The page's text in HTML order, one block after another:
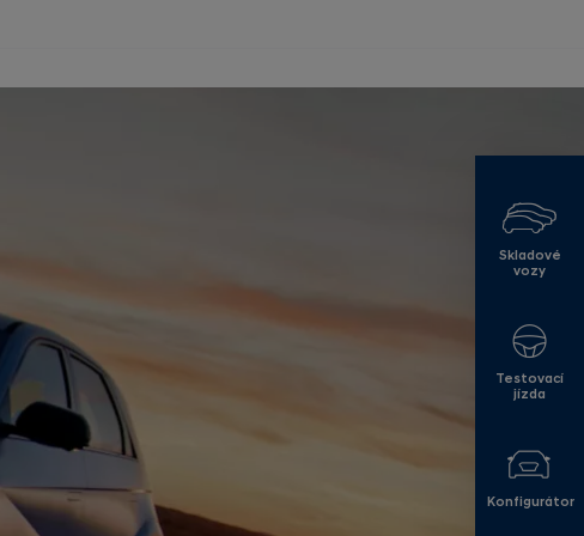
Skladové
vozy
Testovací
jízda
Konfigurátor